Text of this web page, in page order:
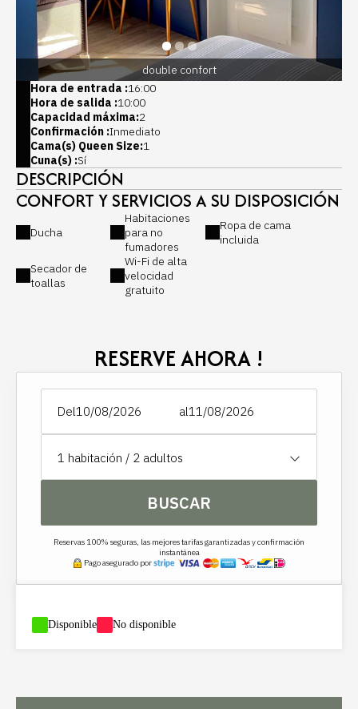
double confort
Hora de entrada :16:00
Hora de salida :10:00
Capacidad máxima:2
Confirmación :Inmediato
Cama(s) Queen Size:1
Cuna(s) :Sí
DESCRIPCIÓN
CONFORT Y SERVICIOS A SU DISPOSICIÓN
Ducha
Habitaciones
para no
fumadores
Ropa de cama
incluida
Secador de
toallas
Wi-Fi de alta
velocidad
gratuito
RESERVE AHORA !
Del al
1 habitación / 2 adultos
BUSCAR
Reservas 100% seguras, las mejores tarifas garantizadas y confirmación
instantánea
Pago asegurado por
Disponible No disponible